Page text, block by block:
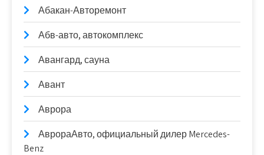
Абакан-Авторемонт
Абв-авто, автокомплекс
Авангард, сауна
Авант
Аврора
АврораАвто, официальный дилер Mercedes-
Benz